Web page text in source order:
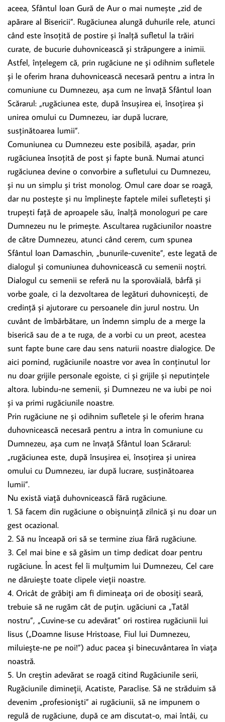
aceea, Sfântul Ioan Gură de Aur o mai numește „zid de
apărare al Bisericii”. Rugăciunea alungă duhurile rele, atunci
când este însoțită de postire și înalță sufletul la trăiri
curate, de bucurie duhovnicească și străpungere a inimii.
Astfel, înțelegem că, prin rugăciune ne și odihnim sufletele
și le oferim hrana duhovnicească necesară pentru a intra în
comuniune cu Dumnezeu, așa cum ne învață Sfântul Ioan
Scărarul: „rugăciunea este, după însușirea ei, însoțirea și
unirea omului cu Dumnezeu, iar după lucrare,
susținătoarea lumii”.
Comuniunea cu Dumnezeu este posibilă, așadar, prin
rugăciunea însoțită de post și fapte bună. Numai atunci
rugăciunea devine o convorbire a sufletului cu Dumnezeu,
și nu un simplu și trist monolog. Omul care doar se roagă,
dar nu postește și nu împlinește faptele milei sufletești și
trupești față de aproapele său, înalță monologuri pe care
Dumnezeu nu le primește. Ascultarea rugăciunilor noastre
de către Dumnezeu, atunci când cerem, cum spunea
Sfântul Ioan Damaschin, „bunurile-cuvenite”, este legată de
dialogul și comuniunea duhovnicească cu semenii noștri.
Dialogul cu semenii se referă nu la sporovăială, bârfă și
vorbe goale, ci la dezvoltarea de legături duhovnicești, de
credință și ajutorare cu persoanele din jurul nostru. Un
cuvânt de îmbărbătare, un îndemn simplu de a merge la
biserică sau de a te ruga, de a vorbi cu un preot, acestea
sunt fapte bune care dau sens naturii noastre dialogice. De
aici pornind, rugăciunile noastre vor avea în conținutul lor
nu doar grijile personale egoiste, ci și grijile și neputințele
altora. Iubindu-ne semenii, și Dumnezeu ne va iubi pe noi
și va primi rugăciunile noastre.
Prin rugăciune ne și odihnim sufletele și le oferim hrana
duhovnicească necesară pentru a intra în comuniune cu
Dumnezeu, așa cum ne învață Sfântul Ioan Scărarul:
„rugăciunea este, după însușirea ei, însoțirea și unirea
omului cu Dumnezeu, iar după lucrare, susținătoarea
lumii”.
Nu există viaţă duhovnicească fără rugăciune.
1. Să facem din rugăciune o obişnuinţă zilnică şi nu doar un
gest ocazional.
2. Să nu înceapă ori să se termine ziua fără rugăciune.
3. Cel mai bine e să găsim un timp dedicat doar pentru
rugăciune. În acest fel îi mulţumim lui Dumnezeu, Cel care
ne dăruieşte toate clipele vieţii noastre.
4. Oricât de grăbiţi am fi dimineaţa ori de obosiţi seară,
trebuie să ne rugăm cât de puţin. ugăciuni ca „Tatăl
nostru”, „Cuvine-se cu adevărat” ori rostirea rugăciunii lui
Iisus („Doamne Iisuse Hristoase, Fiul lui Dumnezeu,
miluieşte-ne pe noi!”) aduc pacea şi binecuvântarea în viaţa
noastră.
5. Un creştin adevărat se roagă citind Rugăciunile serii,
Rugăciunile dimineţii, Acatiste, Paraclise. Să ne străduim să
devenim „profesionişti” ai rugăciunii, să ne impunem o
regulă de rugăciune, după ce am discutat-o, mai întâi, cu